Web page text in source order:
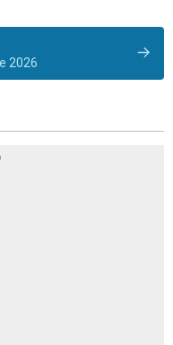
2026